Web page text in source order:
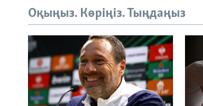
Оқыңыз. Көріңіз. Тыңдаңыз